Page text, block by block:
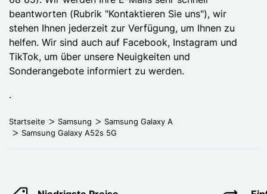
beantworten (Rubrik "Kontaktieren Sie uns"), wir
stehen Ihnen jederzeit zur Verfügung, um Ihnen zu
helfen. Wir sind auch auf Facebook, Instagram und
TikTok, um über unsere Neuigkeiten und
Sonderangebote informiert zu werden.
.
Startseite Samsung
Samsung Galaxy A
Samsung Galaxy A52s 5G